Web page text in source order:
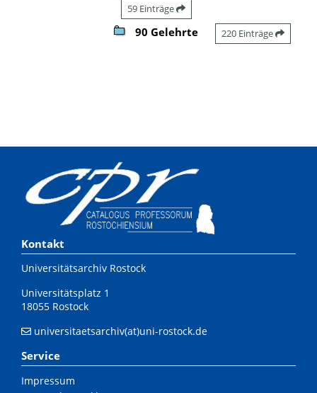
59 Einträge
90 Gelehrte 220 Einträge
Kontakt
Universitätsarchiv Rostock
Universitätsplatz 1
18055 Rostock
universitaetsarchiv(at)uni-rostock.de
Service
Impressum